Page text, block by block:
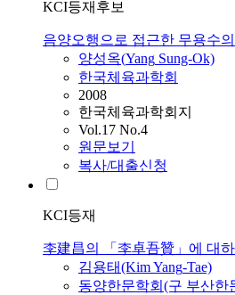
KCI등재후보
음양오행으로 접근한 무용수
양성옥(Yang Sung-Ok)
한국체육과학회
2008
한국체육과학회지
Vol.17 No.4
원문보기
복사/대출신청
KCI등재
李建昌의 「李卓吾贊」에 대
김용태(KimYang-Tae)
동양한문학회(구 부산한